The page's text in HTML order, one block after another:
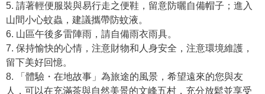
5. 請著輕便服裝與易行走之便鞋，留意防曬自備帽子；進入
山間小心蚊蟲，建議攜帶防蚊液。
6. 山區午後多雷陣雨，請自備雨衣雨具。
7. 保持愉快的心情，注意財物和人身安全，注意環境維護，
留下美好回憶。
8. 「體驗・在地故事」為旅途的風景，希望遠來的您與友
人，可以在充滿茶與自然美景的文峰五村，充分放鬆並享受